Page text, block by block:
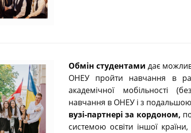
Обмін студентами дає
ОНЕУ пройти навчання в
академічної мобільності
навчання в ОНЕУ і з подальшою
вузі-партнері за кордоном,
системою освіти іншої